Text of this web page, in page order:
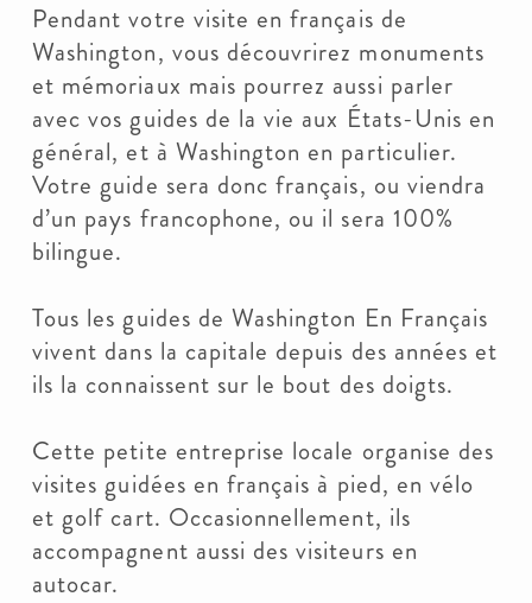
Pendant votre visite en français de
Washington, vous découvrirez monuments
et mémoriaux mais pourrez aussi parler
avec vos guides de la vie aux États-Unis en
général, et à Washington en particulier.
Votre guide sera donc français, ou viendra
d’un pays francophone, ou il sera 100%
bilingue.
Tous les guides de Washington En Français
vivent dans la capitale depuis des années et
ils la connaissent sur le bout des doigts.
Cette petite entreprise locale organise des
visites guidées en français à pied, en vélo
et golf cart. Occasionnellement, ils
accompagnent aussi des visiteurs en
autocar.